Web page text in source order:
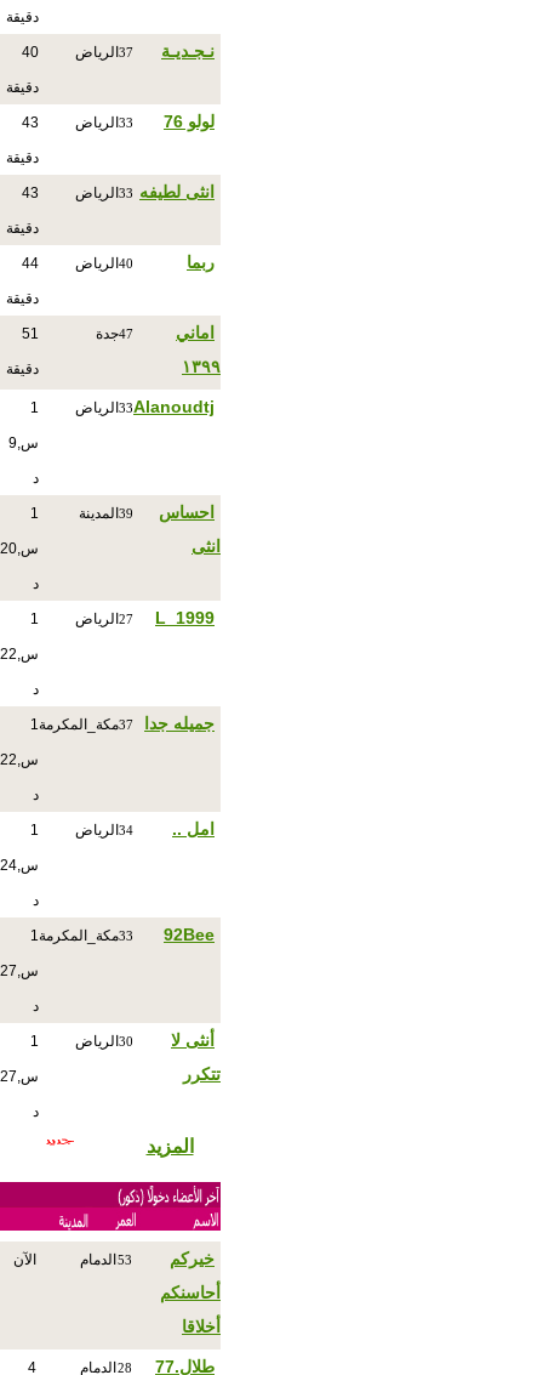
دقيقة
نـجـديـة 37 الرياض 40
دقيقة
لولو 76 33 الرياض 43
دقيقة
انثى لطيفه 33 الرياض 43
دقيقة
ربما 40 الرياض 44
دقيقة
اماني
١٣٩٩
47جدة 51
دقيقة
Alanoudtj
33 الرياض 1
س,9
د
احساس
انثى
39 المدينة 1
س,20
د
L_1999
27 الرياض 1
س,22
د
جميله جدا 37مكة_المكرمة1
س,22
د
امل .. 34 الرياض 1
س,24
د
92Bee
33مكة_المكرمة1
س,27
د
أنثى لا
تتكرر
30 الرياض 1
س,27
د
المزيد
خيركم
أحاسنكم
أخلاقا
53 الدمام الآن
طلال.77 28 الدمام 4